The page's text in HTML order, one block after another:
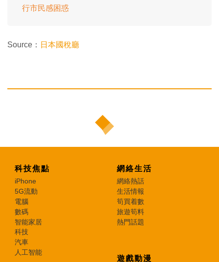
行市民感困惑
Source： 日本國稅廳
科技焦點
iPhone
5G流動
電腦
數碼
智能家居
科技
汽車
人工智能
網絡生活
網絡熱話
生活情報
筍買着數
旅遊筍料
熱門話題
遊戲動漫